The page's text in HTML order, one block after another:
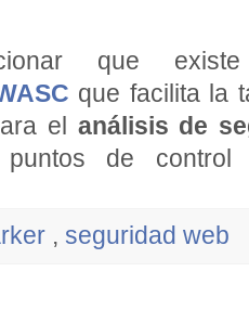
que
que facilita la
el análisis de
de
, seguridad web